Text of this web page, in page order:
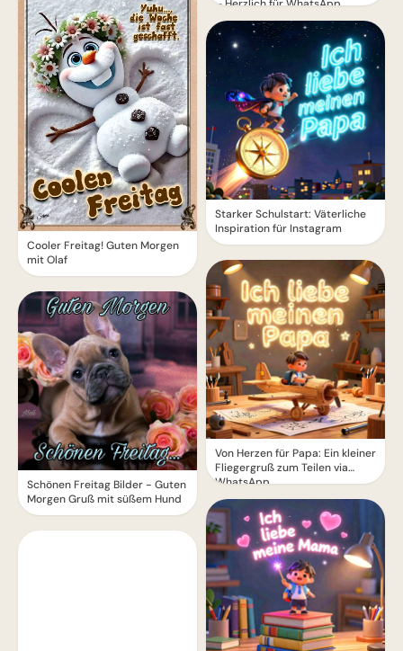
Cooler Freitag! Guten Morgen
mit Olaf
Schönen Freitag Bilder - Guten
Morgen Gruß mit süßem Hund
– Herzlich für WhatsApp
Starker Schulstart: Väterliche
Inspiration für Instagram
Von Herzen für Papa: Ein kleiner
Fliegergruß zum Teilen via
WhatsApp